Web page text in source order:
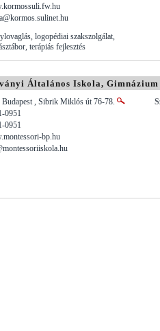
logopédiai szakszolgálat,
terápiás fejlesztés
Általános Iskola, Gimnázium
Budapest , Sibrik Miklós út 76-78.
0951
0951
bp.hu